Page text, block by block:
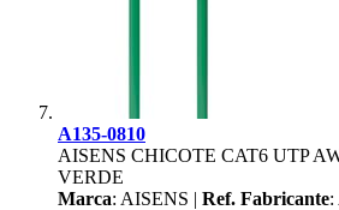
A135-0810
AISENS CHICOTE CAT6 UTP
VERDE
Marca: AISENS | Ref. Fabricante: